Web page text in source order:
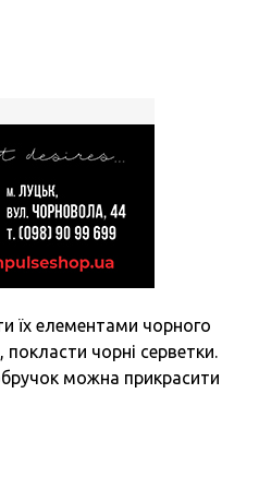
їх елементами чорного
чорні серветки.
можна прикрасити